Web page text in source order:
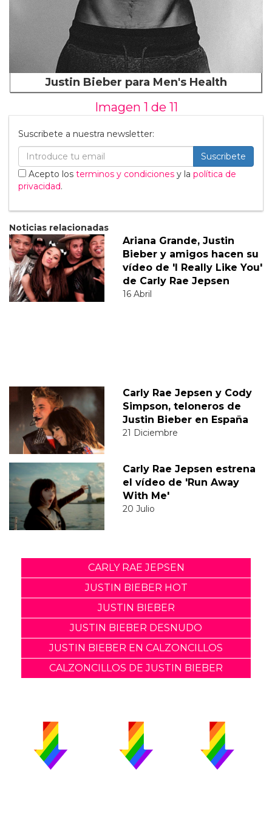
Justin Bieber para Men's Health
Imagen 1 de 11
Suscribete a nuestra newsletter:
Suscribete
Acepto los terminos y condiciones y la política de
privacidad.
Noticias relacionadas
Ariana Grande, Justin
Bieber y amigos hacen su
vídeo de 'I Really Like You'
de Carly Rae Jepsen
16 Abril
Carly Rae Jepsen y Cody
Simpson, teloneros de
Justin Bieber en España
21 Diciembre
Carly Rae Jepsen estrena
el vídeo de 'Run Away
With Me'
20 Julio
CARLY RAE JEPSEN
JUSTIN BIEBER HOT
JUSTIN BIEBER
JUSTIN BIEBER DESNUDO
JUSTIN BIEBER EN CALZONCILLOS
CALZONCILLOS DE JUSTIN BIEBER